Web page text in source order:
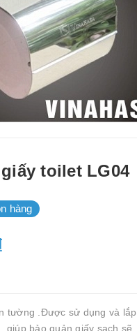
toilet LG04
hàng
tường .Được sử dụng và
giúp bảo quản giấy sạch